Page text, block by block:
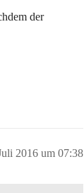
der
2016 um 07:38